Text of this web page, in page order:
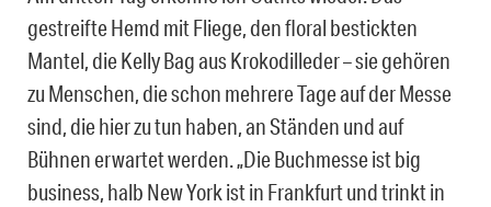
gestreifte Hemd mit Fliege, den floral bestickten
Mantel, die Kelly Bag aus Krokodilleder – sie gehören
zu Menschen, die schon mehrere Tage auf der Messe
sind, die hier zu tun haben, an Ständen und auf
Bühnen erwartet werden. „Die Buchmesse ist big
business, halb New York ist in Frankfurt und trinkt in